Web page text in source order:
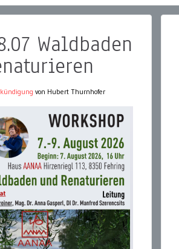
Waldbaden
von Hubert Thurnhofer